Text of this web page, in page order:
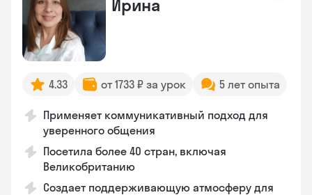
Ирина
4.33 от 1733 ₽ за урок 5 лет опыта
Применяет коммуникативный подход для
уверенного общения
Посетила более 40 стран, включая
Великобританию
Создает поддерживающую атмосферу для